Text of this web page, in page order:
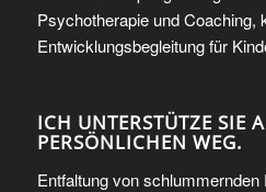
Psychotherapie und Coaching,
Entwicklungsbegleitung für
ICH UNTERSTÜTZE SIE
PERSÖNLICHEN WEG.
Entfaltung von schlummernden